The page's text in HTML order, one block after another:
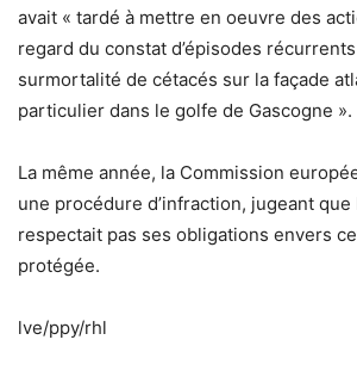
avait « tardé à mettre en oeuvre des
regard du constat d’épisodes
surmortalité de cétacés sur la façade
particulier dans le golfe de Gascogne ».
La même année, la Commission
une procédure d’infraction, jugeant que
respectait pas ses obligations envers
protégée.
lve/ppy/rhl